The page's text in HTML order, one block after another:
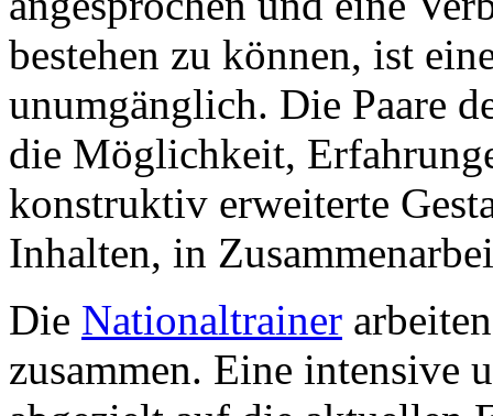
bestehen zu können, ist
unumgänglich. Die Paare
die Möglichkeit,
konstruktiv erweiterte
Inhalten, in
Die Nationaltrainer
zusammen. Eine intensive